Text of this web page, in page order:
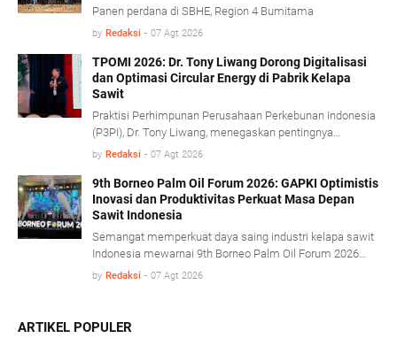
Panen perdana di SBHE, Region 4 Bumitama
by Redaksi - 07 Agt 2026
TPOMI 2026: Dr. Tony Liwang Dorong Digitalisasi
dan Optimasi Circular Energy di Pabrik Kelapa
Sawit
Praktisi Perhimpunan Perusahaan Perkebunan Indonesia
(P3PI), Dr. Tony Liwang, menegaskan pentingnya
pemanfaatan teknologi modern dalam pengawasan
(circular energy).
by Redaksi - 07 Agt 2026
9th Borneo Palm Oil Forum 2026: GAPKI Optimistis
Inovasi dan Produktivitas Perkuat Masa Depan
Sawit Indonesia
Semangat memperkuat daya saing industri kelapa sawit
Indonesia mewarnai 9th Borneo Palm Oil Forum 2026
yang mengusung tema “Resilience, Innovation, and
Hall Balikpapan, Kamis (6/8).
by Redaksi - 07 Agt 2026
ARTIKEL POPULER